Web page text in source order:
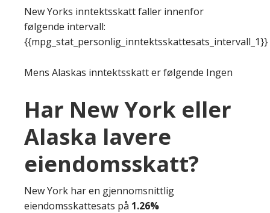
New Yorks inntektsskatt faller innenfor
følgende intervall:
{{mpg_stat_personlig_inntektsskattesats_intervall_1}}
Mens Alaskas inntektsskatt er følgende Ingen
Har New York eller
Alaska lavere
eiendomsskatt?
New York har en gjennomsnittlig
eiendomsskattesats på 1.26%